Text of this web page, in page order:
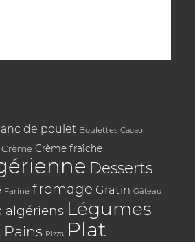
de poulet Boulettes Cacao
Crème Crème fraîche
Desserts
Farine fromage Gratin Gâteau
algériens Légumes
Pains Pizza Plat